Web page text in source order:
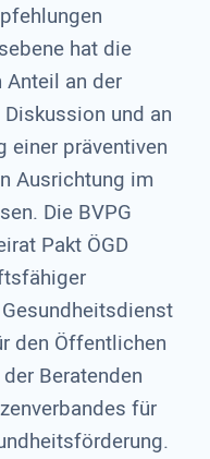
hat die
Anteil an der
und an
einer präventiven
Ausrichtung im
Die BVPG
Pakt ÖGD
den Öffentlichen
Beratenden
für